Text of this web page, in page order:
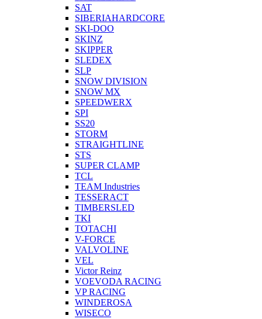
SAT
SIBERIAHARDCORE
SKI-DOO
SKINZ
SKIPPER
SLEDEX
SLP
SNOW DIVISION
SNOW MX
SPEEDWERX
SPI
SS20
STORM
STRAIGHTLINE
STS
SUPER CLAMP
TCL
TEAM Industries
TESSERACT
TIMBERSLED
TKI
TOTACHI
V-FORCE
VALVOLINE
VEL
Victor Reinz
VOEVODA RACING
VP RACING
WINDEROSA
WISECO